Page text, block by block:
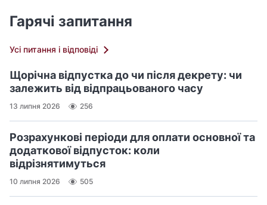
Гарячі запитання
Усі питання і відповіді
Щорічна відпустка до чи після декрету: чи
залежить від відпрацьованого часу
13 липня 2026 256
Розрахункові періоди для оплати основної та
додаткової відпусток: коли
відрізнятимуться
10 липня 2026 505